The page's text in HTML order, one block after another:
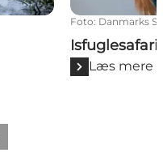
Foto: Danmarks
Isfuglesafari
Læs mere
billede